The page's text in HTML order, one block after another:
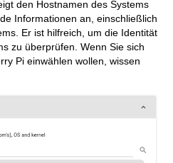
den Hostnamen des Systems
Informationen an, einschließlich
Er ist hilfreich, um die Identität
zu überprüfen. Wenn Sie sich
Pi einwählen wollen, wissen